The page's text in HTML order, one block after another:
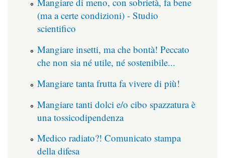
(ma a certe condizioni) - Studio
scientifico
Mangiare insetti, ma che bontà! Peccato
che non sia né utile, né sostenibile...
Mangiare tanta frutta fa vivere di più!
Mangiare tanti dolci e/o cibo spazzatura è
una tossicodipendenza
Medico radiato?! Comunicato stampa
della difesa